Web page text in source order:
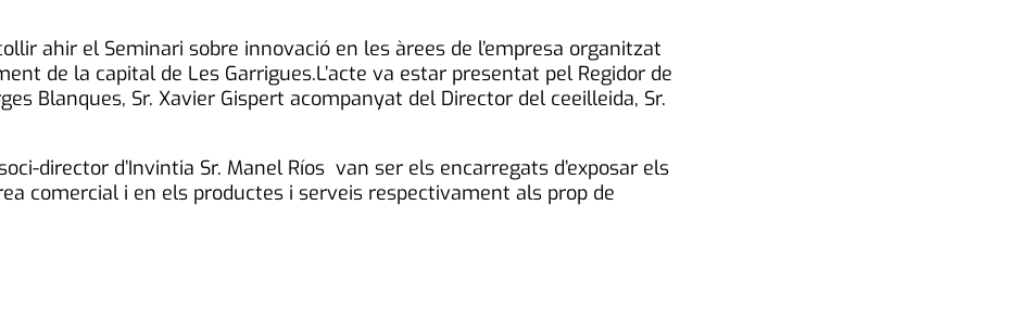
ahir el Seminari sobre innovació en les àrees de l’empresa organitzat
de la capital de Les Garrigues.L’acte va estar presentat pel Regidor de
Blanques, Sr. Xavier Gispert acompanyat del Director del ceeilleida, Sr.
director d’Invintia Sr. Manel Ríos van ser els encarregats d’exposar els
comercial i en els productes i serveis respectivament als prop de